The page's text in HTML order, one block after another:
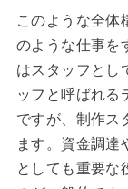
このような全体
のような仕事を
はスタッフとし
ッフと呼ばれる
ですが、制作ス
ます。資金調達
としても重要な